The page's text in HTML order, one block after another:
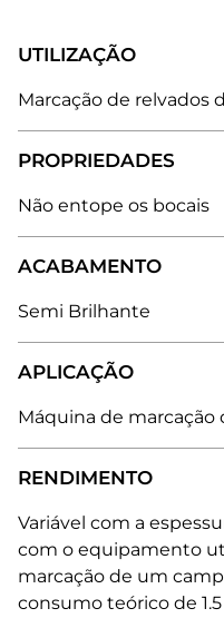
UTILIZAÇÃO
Marcação de relvados
PROPRIEDADES
Não entope os bocais
ACABAMENTO
Semi Brilhante
APLICAÇÃO
Máquina de marcação
RENDIMENTO
Variável com a
com o equipamento
marcação de um
consumo teórico de